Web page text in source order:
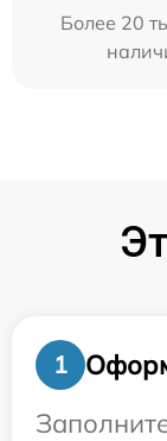
Более 20
1